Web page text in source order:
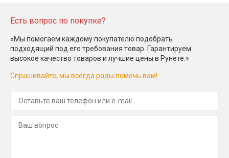
Есть вопрос по покупке?
«Мы помогаем каждому покупателю подобрать
подходящий под его требования товар. Гарантируем
высокое качество товаров и лучшие цены в Рунете.»
Спрашивайте, мы всегда рады помочь вам!